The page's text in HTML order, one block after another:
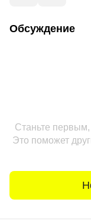
Обсуждение
Станьте первым,
Это поможет